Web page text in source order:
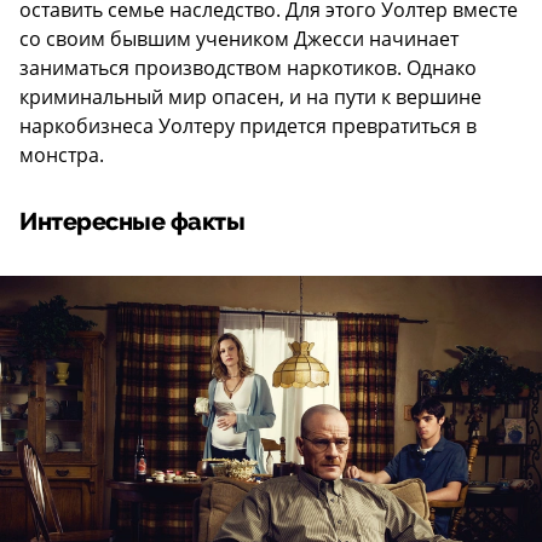
оставить семье наследство. Для этого Уолтер вместе
со своим бывшим учеником Джесси начинает
заниматься производством наркотиков. Однако
криминальный мир опасен, и на пути к вершине
наркобизнеса Уолтеру придется превратиться в
монстра.
Интересные факты